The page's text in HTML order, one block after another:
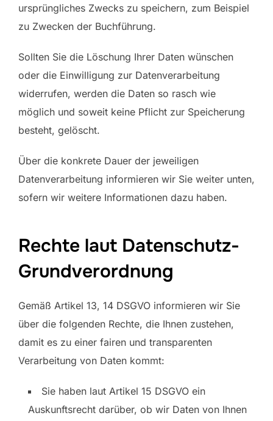
ursprüngliches Zwecks zu speichern, zum Beispiel
zu Zwecken der Buchführung.
Sollten Sie die Löschung Ihrer Daten wünschen
oder die Einwilligung zur Datenverarbeitung
widerrufen, werden die Daten so rasch wie
möglich und soweit keine Pflicht zur Speicherung
besteht, gelöscht.
Über die konkrete Dauer der jeweiligen
Datenverarbeitung informieren wir Sie weiter unten,
sofern wir weitere Informationen dazu haben.
Rechte laut Datenschutz-
Grundverordnung
Gemäß Artikel 13, 14 DSGVO informieren wir Sie
über die folgenden Rechte, die Ihnen zustehen,
damit es zu einer fairen und transparenten
Verarbeitung von Daten kommt:
Sie haben laut Artikel 15 DSGVO ein
Auskunftsrecht darüber, ob wir Daten von Ihnen